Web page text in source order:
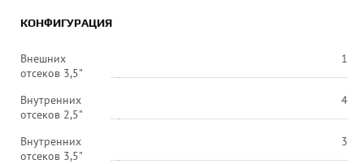
КОНФИГУРАЦИЯ
Внешних
отсеков 3,5"
1
Внутренних
отсеков 2,5"
4
Внутренних
отсеков 3,5"
3